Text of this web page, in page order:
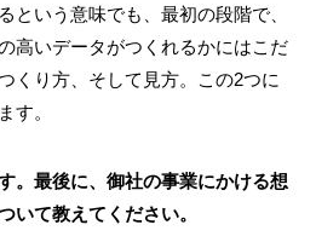
という意味でも、最初の段階で、
高いデータがつくれるかにはこだ
くり方、そして見方。この2つに
す。
最後に、御社の事業にかける想
いて教えてください。